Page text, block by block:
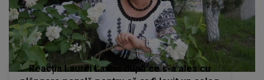
Reacția Laurei Lavric după ce s-a ales cu